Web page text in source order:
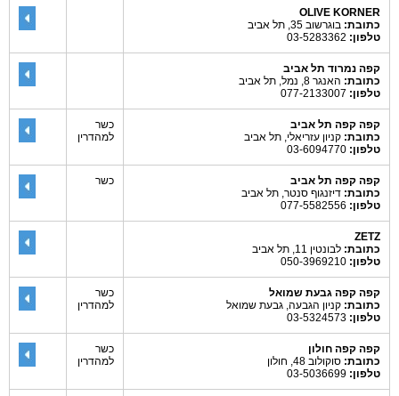
OLIVE KORNER
כתובת: בוגרשוב 35, תל אביב
טלפון:
קפה נמרוד תל אביב
כתובת: האנגר 8, נמל, תל אביב
טלפון:
קפה קפה תל אביב
כתובת: קניון עזריאלי, תל אביב
טלפון:
כשר
למהדרין
קפה קפה תל אביב
כתובת: דיזנגוף סנטר, תל אביב
טלפון:
כשר
ZETZ
כתובת: לבונטין 11, תל אביב
טלפון:
קפה קפה גבעת שמואל
כתובת: קניון הגבעה, גבעת שמואל
טלפון:
כשר
למהדרין
קפה קפה חולון
כתובת: סוקולוב 48, חולון
טלפון:
כשר
למהדרין